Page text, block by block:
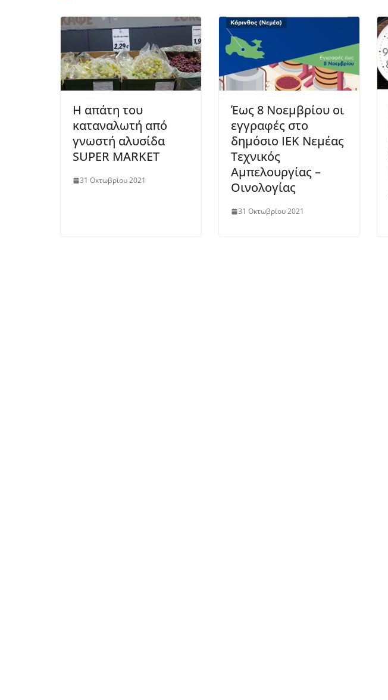
Η απάτη του
καταναλωτή από
γνωστή αλυσίδα
SUPER MARKET
31 Οκτωβρίου 2021
Έως 8 Νοεμβρίου οι
εγγραφές στο
δημόσιο ΙΕΚ Νεμέας
Τεχνικός
Αμπελουργίας –
Οινολογίας
31 Οκτωβρίου 2021